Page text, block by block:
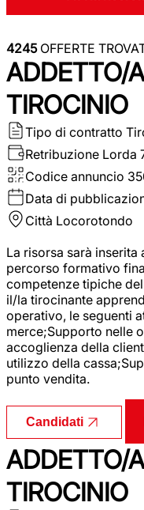
4245OFFERTE
ADDETTO/
TIROCINIO
Tipo di contratto
Retribuzione Lorda
Codice annuncio
Data di
Città Locorotondo
La risorsa sarà
percorso formativo
competenze tipiche
il/la tirocinante
operativo, le seguenti
merce;Supporto nelle
accoglienza della
utilizzo della
punto vendita.
Candidati
ADDETTO/
TIROCINIO